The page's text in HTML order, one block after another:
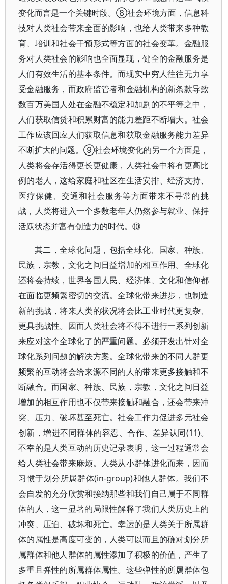
变化而言是一个关键时段。⑧社会环境方面，信息科
技对人类社会带来全面的影响，也给人类带来多种教
育、培训和社会干预形式等方面的社会变革。金融服
务对人类社会的影响也全面显现，健全的金融服务是
人们有效生活的基本条件。而现实中穷人往往无力享
受金融服务，而政府监管者和金融机构的新条款导致
数百万美国人处在金融不稳定和加剧的不平等之中，
人们获取信贷和积累财富的能力差距不断增大。社会
工作应该回应人们获取信息和获取金融服务能力差异
不断扩大的问题。⑨社会环境变化的另一个方面是，
人类将会存活得更长更健康，人类社会中将有更高比
例的老人，这给家庭和社区在生活安排、经济支持、
医疗保健、交通和社会服务等方面带来不寻常的挑
战，人类将进入一个多数老年人仍然参与就业、保持
活跃状态并富有创造力的时代。⑩
其二，全球化问题，包括全球化、国家、种族、
民族，宗教，文化之间日益增加的相互作用。全球化
还将会持续，世界各国人民、经济体、文化和信仰都
在面临更频繁密切的交流。全球化带来进步，也制造
新的挑战，将来人类的状况将会比工业时代更复杂、
更具挑战性。因而人类社会将不得不进行一系列创新
来应对这个全球化了的严重问题。必须开发出针对全
球化系列问题的解决方案。全球化带来的不同人群更
频繁的互动将会给来源不同的人的带来更多接触和不
断融合。而国家、种族、民族，宗教，文化之间日益
增加的相互作用也不仅带来接触和融合，还会带来冲
突、压力、破坏甚至死亡。社会工作力促进多元社会
创新，增进不同群体的容忍、合作、差异认同(11)。
不幸的是人类互动的历史记录表明，这一过程通常会
给人类社会带来麻烦。人类从小群体进化而来，因而
习惯于划分所属群体(in-group)和他人群体。我们不
会自发的充分欣赏和接纳那些和我们自己属于不同群
体的人，这一显著的局限性解释了我们人类历史上的
冲突、压迫、破坏和死亡。幸运的是人类关于所属群
体的属性是高度可变的，人类可以而且的确对划分所
属群体和他人群体的属性添加了积极的价值，产生了
多重且弹性的所属群体属性。这些弹性的所属群体包